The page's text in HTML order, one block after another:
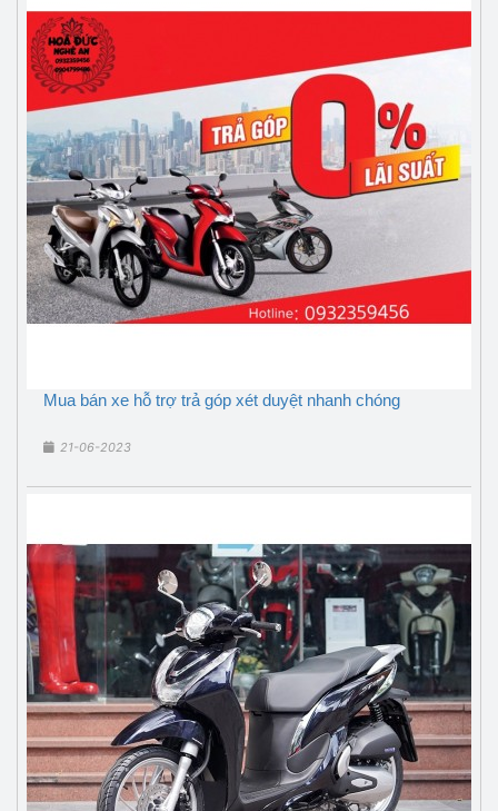
Mua bán xe hỗ trợ trả góp xét duyệt nhanh chóng
21-06-2023